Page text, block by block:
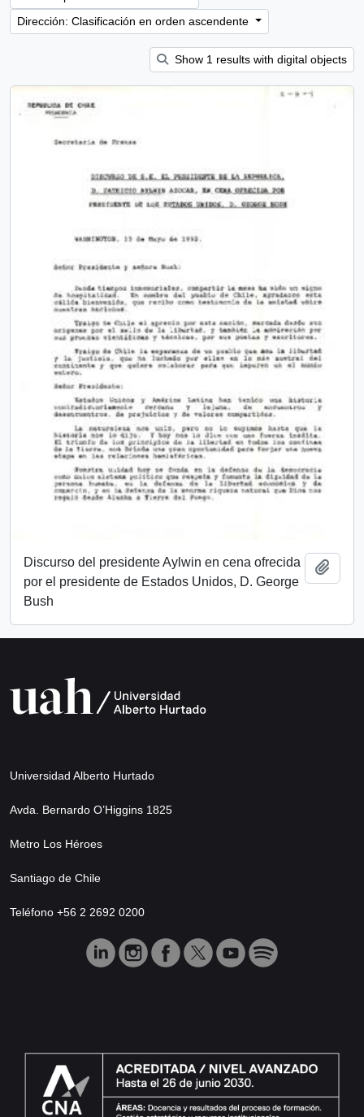
Dirección: Clasificación en orden ascendente
Show 1 results with digital objects
Discurso del presidente Aylwin en cena ofrecida
por el presidente de Estados Unidos, D. George
Bush
Universidad Alberto Hurtado
Avda. Bernardo O’Higgins 1825
Metro Los Héroes
Santiago de Chile
Teléfono +56 2 2692 0200